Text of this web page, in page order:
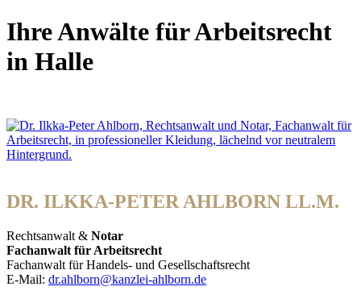
Ihre Anwälte für Arbeitsrecht
in Halle
DR. ILKKA-PETER AHLBORN LL.M.
Rechtsanwalt & Notar
Fachanwalt für Arbeitsrecht
Fachanwalt für Handels- und Gesellschaftsrecht
E-Mail: dr.ahlborn@kanzlei-ahlborn.de